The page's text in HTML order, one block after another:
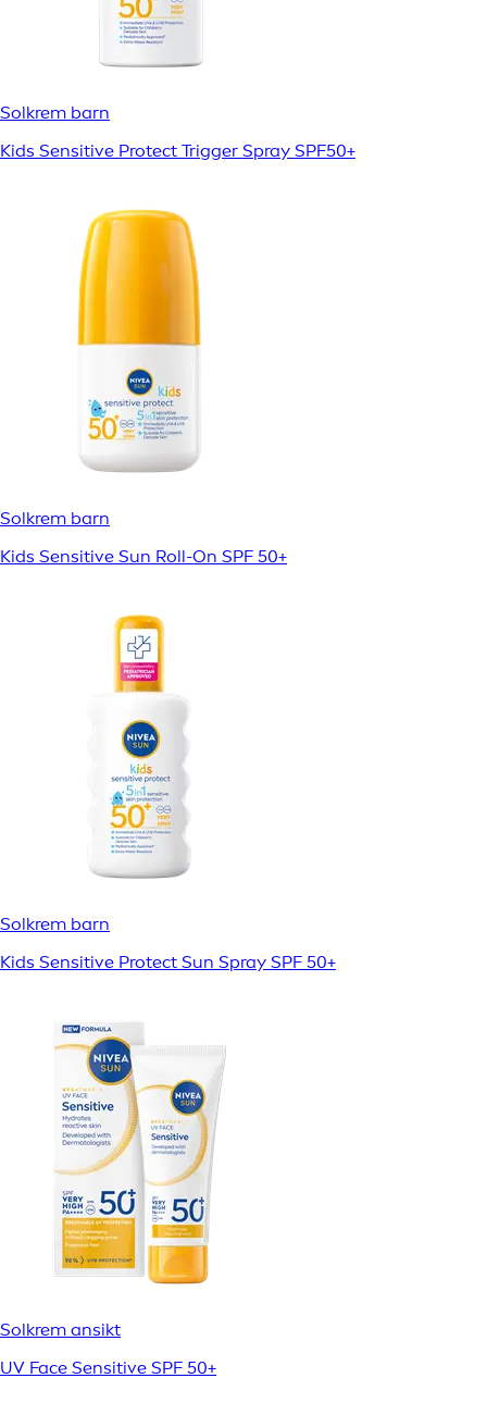
Solkrem barn
Kids Sensitive Protect Trigger Spray SPF50+
Solkrem barn
Kids Sensitive Sun Roll-On SPF 50+
Solkrem barn
Kids Sensitive Protect Sun Spray SPF 50+
Solkrem ansikt
UV Face Sensitive SPF 50+